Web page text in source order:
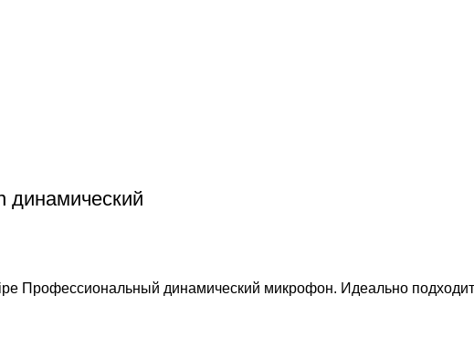
динамический
Профессиональный динамический микрофон. Идеально